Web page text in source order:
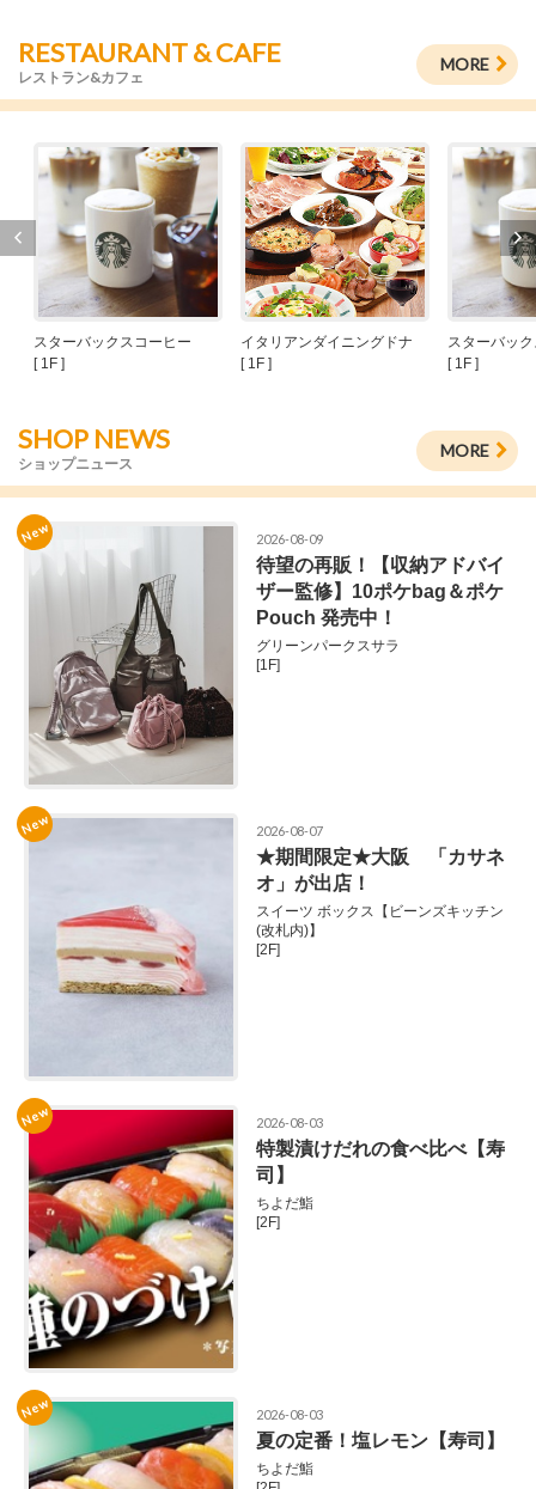
RESTAURANT & CAFE
レストラン&カフェ
MORE
スターバックスコーヒー
[ 1F ]
イタリアンダイニングドナ
[ 1F ]
スターバッ
[ 1F ]
SHOP NEWS
ショップニュース
MORE
New 2026-08-09
待望の再販！【収納アドバイ
ザー監修】10ポケbag＆ポケ
Pouch 発売中！
グリーンパークスサラ
[1F]
New 2026-08-07
★期間限定★大阪 「カサネ
オ」が出店！
スイーツ ボックス【ビーンズキッチン
(改札内)】
[2F]
New 2026-08-03
特製漬けだれの食べ比べ【寿
司】
ちよだ鮨
[2F]
New 2026-08-03
夏の定番！塩レモン【寿司】
ちよだ鮨